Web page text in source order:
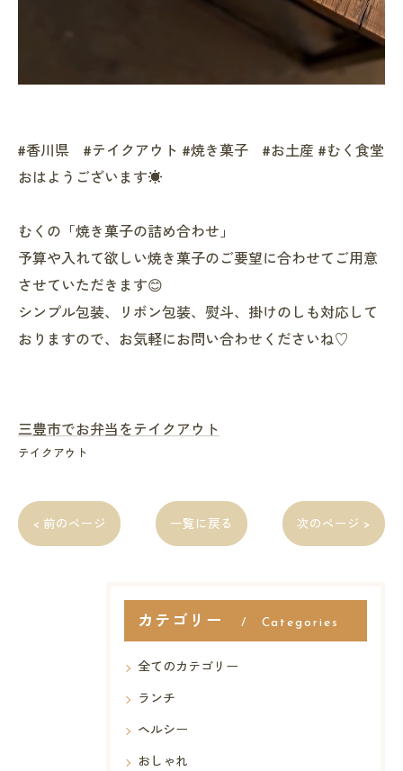
#香川県 #テイクアウト #焼き菓子 #お土産 #むく食堂
おはようございます☀️
むくの「焼き菓子の詰め合わせ」
予算や入れて欲しい焼き菓子のご要望に合わせてご用意
させていただきます😊
シンプル包装、リボン包装、熨斗、掛けのしも対応して
おりますので、お気軽にお問い合わせくださいね♡
三豊市でお弁当をテイクアウト
テイクアウト
< 前のページ 一覧に戻る 次のページ >
カテゴリー Categories
全てのカテゴリー
ランチ
ヘルシー
おしゃれ